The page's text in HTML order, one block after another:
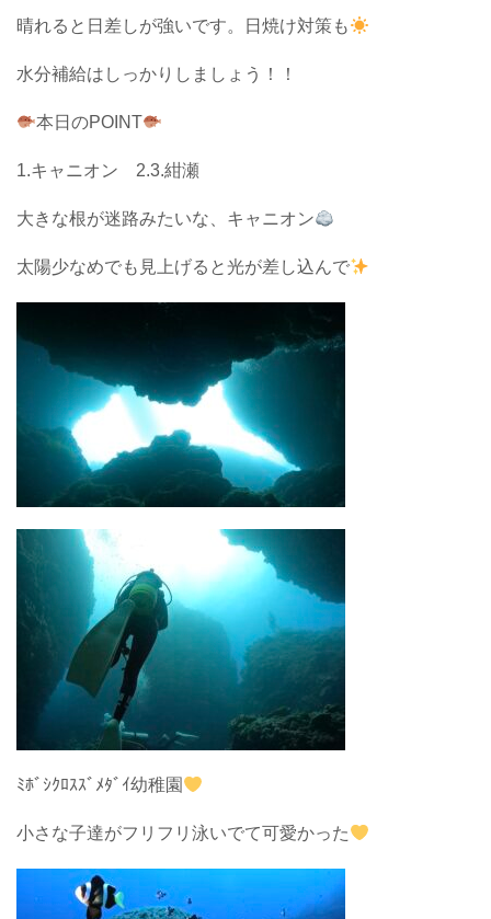
晴れると日差しが強いです。日焼け対策も
水分補給はしっかりしましょう！！
本日のPOINT
1.キャニオン 2.3.紺瀬
大きな根が迷路みたいな、キャニオン
太陽少なめでも見上げると光が差し込んで
ﾐﾎﾞｼｸﾛｽｽﾞﾒﾀﾞｲ幼稚園
小さな子達がフリフリ泳いでて可愛かった